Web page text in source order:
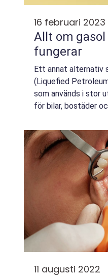
16 februari 2023
Allt om
fungerar
Ett annat alternativ
(Liquefied
som används i stor
för bilar, bostäder
11 augusti 2022